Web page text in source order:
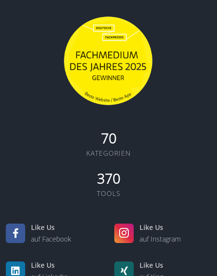
70
KATEGORIEN
370
TOOLS
Like Us
auf Facebook
Like Us
auf Instagram
Like Us
Like Us